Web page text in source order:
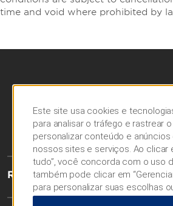
time and void where prohibited by
Reservas
Este site usa cookies e
para analisar o tráfego e rastrear o
personalizar conteúdo e anúncios
nossos sites e serviços. Ao clicar
tudo”, você concorda com o uso
também pode clicar em
para personalizar suas escolhas
tudo” para permitir apenas cookies